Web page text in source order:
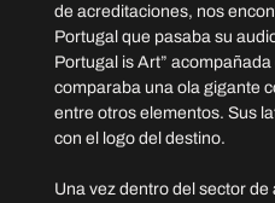
de acreditaciones, nos
Portugal que pasaba su
Portugal is Art”
comparaba una ola gigante
entre otros elementos. Sus
con el logo del destino.
Una vez dentro del sector